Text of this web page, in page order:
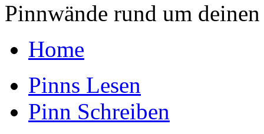
Pinnwände rund um
Home
Pinns Lesen
Pinn Schreiben